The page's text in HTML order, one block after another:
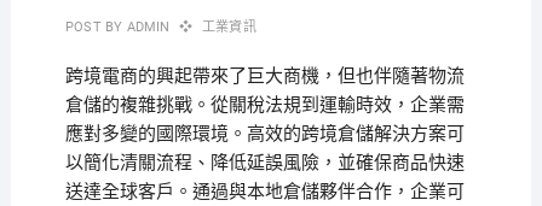
POST BY ADMIN 工業資訊
跨境電商的興起帶來了巨大商機，但也伴隨著物流
倉儲的複雜挑戰。從關稅法規到運輸時效，企業需
應對多變的國際環境。高效的跨境倉儲解決方案可
以簡化清關流程、降低延誤風險，並確保商品快速
送達全球客戶。通過與本地倉儲夥伴合作，企業可